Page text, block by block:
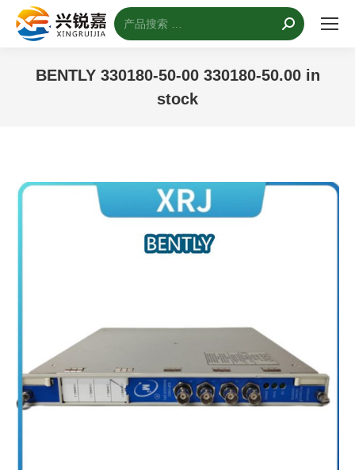
搜
索：
BENTLY 330180-50-00 330180-50.00 in
stock